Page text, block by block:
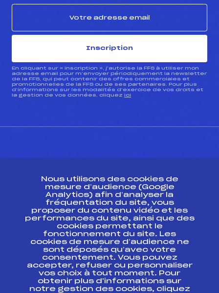
Inscription
En cliquant sur « inscription », j’autorise la FFS à utiliser mon
adresse email pour m’envoyer périodiquement la newsletter
de la FFS, qui peut contenir des offres commerciales et
promotionnelles de la FFS ou de ses partenaires. Pour plus
d’informations sur les modalités d’exercice de vos droits et
la gestion de vos données, cliquez ici
Ressources
Pass’Neige
Projet sportif fédéral
Projet de performance fédéral
Antidopage
Pôle Développement, Formation, Suivi
Scientifique
Listes ministérielles
Pôle vie de l’athlète
Nous utilisons des cookies de
mesure d’audience (Google
Analytics) afin d’analyser la
fréquentation du site, vous
proposer du contenu vidéo et les
performances du site, ainsi que des
cookies permettant le
fonctionnement du site. Les
cookies de mesure d’audience ne
sont déposés qu’avec votre
consentement. Vous pouvez
accepter, refuser ou personnaliser
vos choix à tout moment. Pour
obtenir plus d'informations sur
notre gestion des cookies, cliquez